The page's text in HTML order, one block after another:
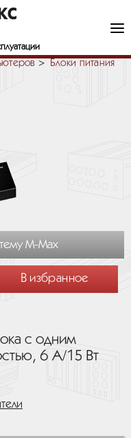
Блоки питания
М-Мах
В избранное
с одним
6 А/15 Вт